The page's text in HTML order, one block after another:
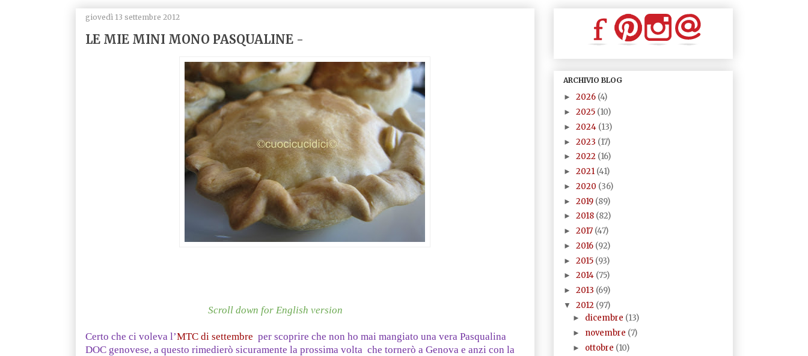
giovedì 13 settembre 2012
LE MIE MINI MONO PASQUALINE -
Scroll down for English version
Certo che ci voleva l’MTC di settembre per scoprire che non ho mai mangiato una vera Pasqualina
DOC genovese, a questo rimedierò sicuramente la prossima volta che tornerò a Genova e anzi con la
ARCHIVIO BLOG
► 2026 (4)
► 2025 (10)
► 2024 (13)
► 2023 (17)
► 2022 (16)
► 2021 (41)
► 2020 (36)
► 2019 (89)
► 2018 (82)
► 2017 (47)
► 2016 (92)
► 2015 (93)
► 2014 (75)
► 2013 (69)
▼ 2012 (97)
► dicembre (13)
► novembre (7)
► ottobre (10)